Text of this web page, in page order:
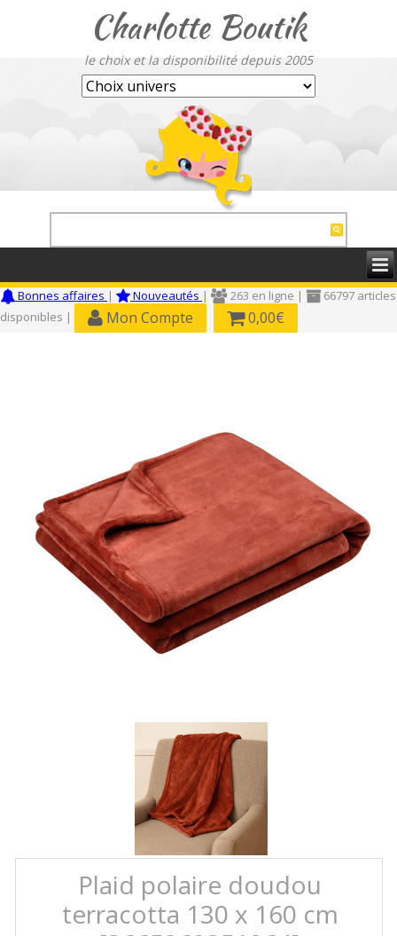
Charlotte Boutik
le choix et la disponibilité depuis 2005
Bonnes affaires | Nouveautés | 263 en ligne |
66797 articles
disponibles |
Mon Compte 0,00€
Plaid polaire doudou
terracotta 130 x 160 cm